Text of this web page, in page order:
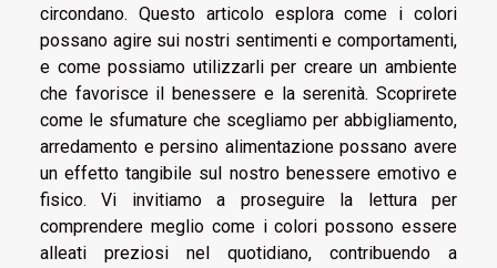
circondano. Questo articolo esplora come i colori
possano agire sui nostri sentimenti e comportamenti,
e come possiamo utilizzarli per creare un ambiente
che favorisce il benessere e la serenità. Scoprirete
come le sfumature che scegliamo per abbigliamento,
arredamento e persino alimentazione possano avere
un effetto tangibile sul nostro benessere emotivo e
fisico. Vi invitiamo a proseguire la lettura per
comprendere meglio come i colori possono essere
alleati preziosi nel quotidiano, contribuendo a